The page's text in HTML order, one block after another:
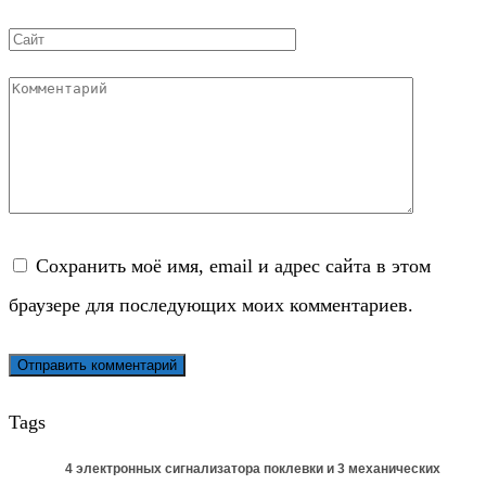
Сайт
Комментарий
Сохранить моё имя, email и адрес сайта в этом
браузере для последующих моих комментариев.
Tags
4 электронных сигнализатора поклевки и 3 механических